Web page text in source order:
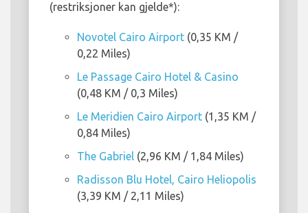
(restriksjoner kan gjelde*):
Novotel Cairo Airport (0,35 KM /
0,22 Miles)
Le Passage Cairo Hotel & Casino
(0,48 KM / 0,3 Miles)
Le Meridien Cairo Airport (1,35 KM /
0,84 Miles)
The Gabriel (2,96 KM / 1,84 Miles)
Radisson Blu Hotel, Cairo Heliopolis
(3,39 KM / 2,11 Miles)